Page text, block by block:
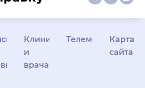
Клиникам
и
врачам
Телемедицина
Карта
сайта